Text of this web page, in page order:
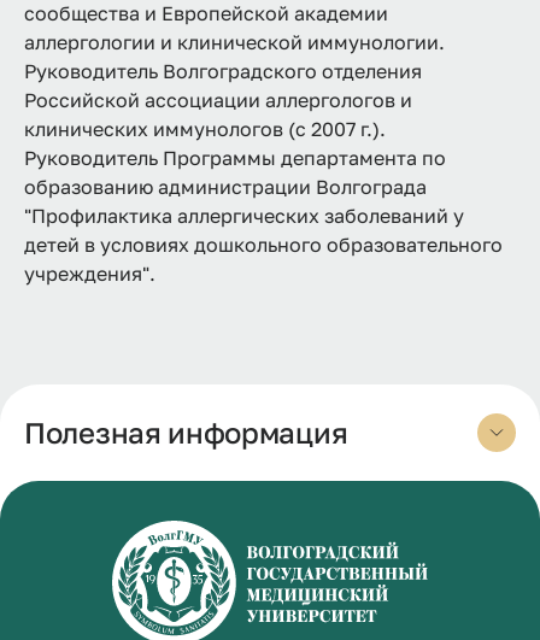
сообщества и Европейской академии
аллергологии и клинической иммунологии.
Руководитель Волгоградского отделения
Российской ассоциации аллергологов и
клинических иммунологов (с 2007 г.).
Руководитель Программы департамента по
образованию администрации Волгограда
"Профилактика аллергических заболеваний у
детей в условиях дошкольного образовательного
учреждения".
Полезная информация